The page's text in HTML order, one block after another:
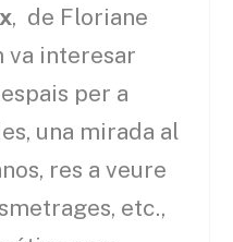
, de Floriane
va interesar
per a
una mirada al
res a veure
etc.,